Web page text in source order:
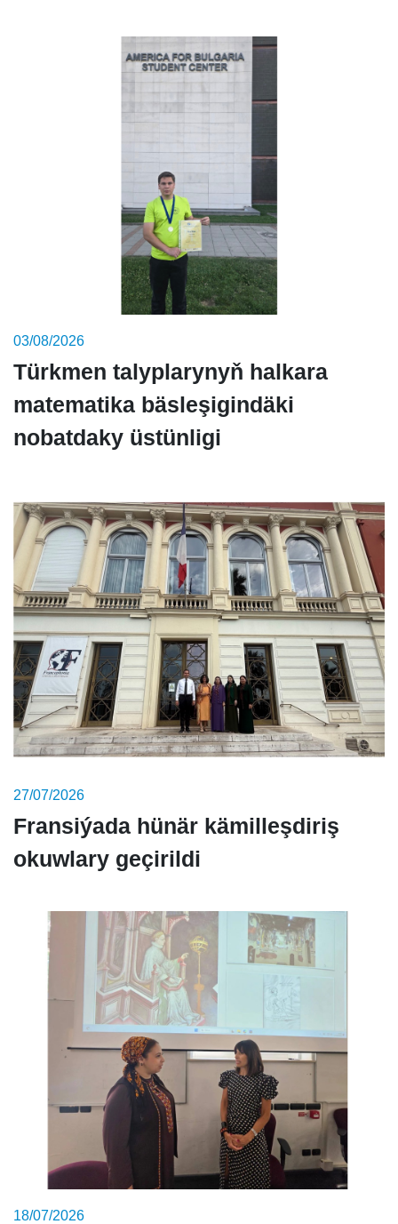
03/08/2026
Türkmen talyplarynyň halkara
matematika bäsleşigindäki
nobatdaky üstünligi
27/07/2026
Fransiýada hünär kämilleşdiriş
okuwlary geçirildi
18/07/2026